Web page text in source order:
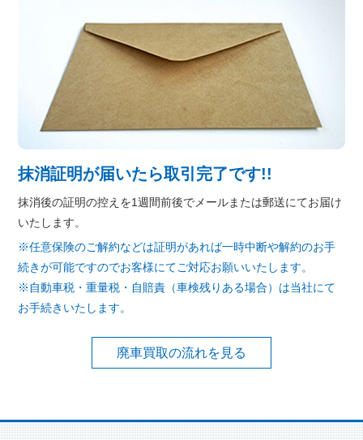
抹消証明が届いたら取引完了です!!
抹消後の証明の控えを1週間前後でメールまたは郵送にてお届け
いたします。
※任意保険のご解約などは証明があれば一時中断や解約のお手
続きが可能ですのでお客様にてご対応お願いいたします。
※自動車税・重量税・自賠責（車検残りある場合）は当社にて
お手続きいたします。
廃車買取の流れを見る